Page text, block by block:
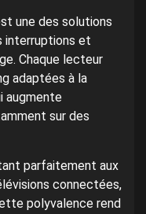
une des solutions
interruptions et
Chaque lecteur
adaptées à la
augmente
sur des
parfaitement aux
connectées,
polyvalence rend